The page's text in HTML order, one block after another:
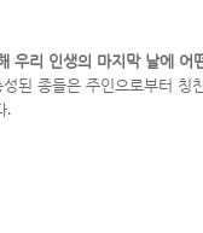
우리 인생의 마지막 날에 어
성된 종들은 주인으로부터 칭
.